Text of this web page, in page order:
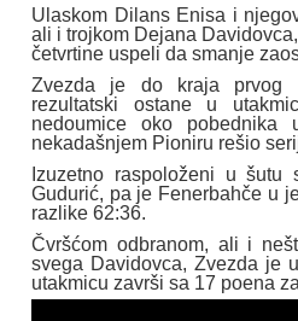
Ulaskom Dilans Enisa i
ali i trojkom Dejana
četvrtine uspeli da smanje
Zvezda je do kraja prvog
rezultatski ostane u
nedoumice oko pobednika
nekadašnjem Pioniru rešio
Izuzetno raspoloženi u
Gudurić, pa je Fenerbahče u
razlike 62:36.
Čvršćom odbranom, ali i
svega Davidovca, Zvezda je
utakmicu završi sa 17 poena